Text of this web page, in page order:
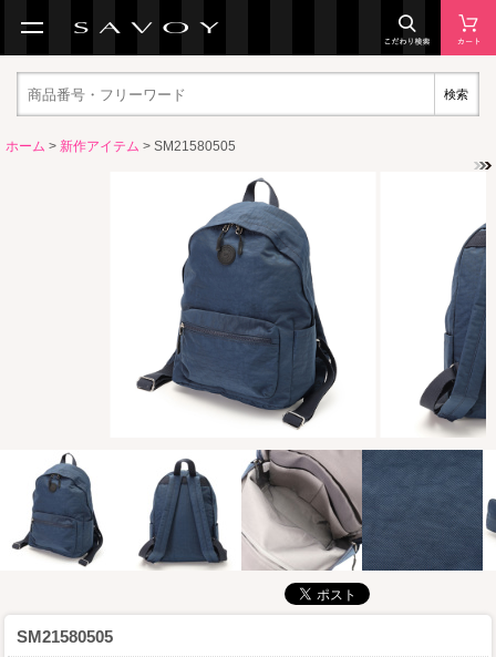
検索
ホーム > 新作アイテム > SM21580505
SM21580505